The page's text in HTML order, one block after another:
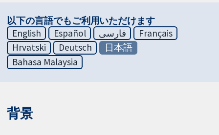
以下の言語でもご利用いただけます
English
Español فارسی
Français
Hrvatski
Deutsch
日本語
Bahasa Malaysia
背景